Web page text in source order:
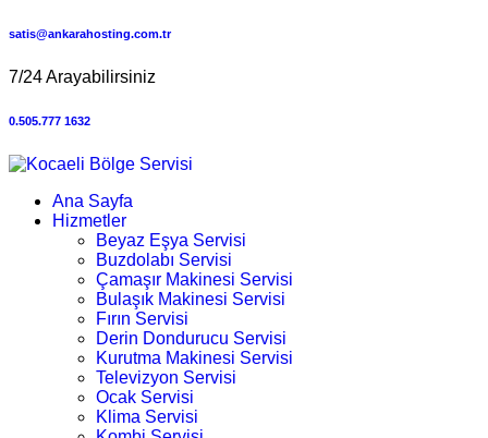
satis@ankarahosting.com.tr
7/24 Arayabilirsiniz
0.505.777 1632
Ana Sayfa
Hizmetler
Beyaz Eşya Servisi
Buzdolabı Servisi
Çamaşır Makinesi Servisi
Bulaşık Makinesi Servisi
Fırın Servisi
Derin Dondurucu Servisi
Kurutma Makinesi Servisi
Televizyon Servisi
Ocak Servisi
Klima Servisi